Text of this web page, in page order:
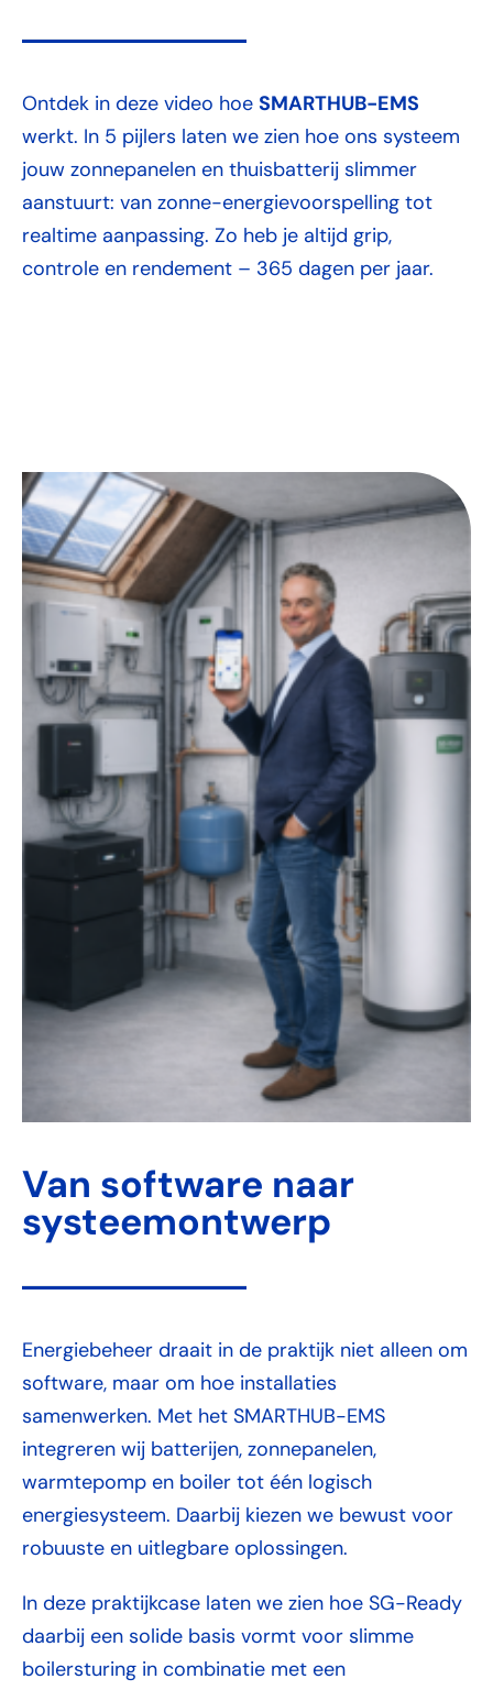
Ontdek in deze video hoe SMARTHUB-EMS
werkt. In 5 pijlers laten we zien hoe ons systeem
jouw zonnepanelen en thuisbatterij slimmer
aanstuurt: van zonne-energievoorspelling tot
realtime aanpassing. Zo heb je altijd grip,
controle en rendement – 365 dagen per jaar.
Van software naar
systeemontwerp
Energiebeheer draait in de praktijk niet alleen om
software, maar om hoe installaties
samenwerken. Met het SMARTHUB-EMS
integreren wij batterijen, zonnepanelen,
warmtepomp en boiler tot één logisch
energiesysteem. Daarbij kiezen we bewust voor
robuuste en uitlegbare oplossingen.
In deze praktijkcase laten we zien hoe SG-Ready
daarbij een solide basis vormt voor slimme
boilersturing in combinatie met een